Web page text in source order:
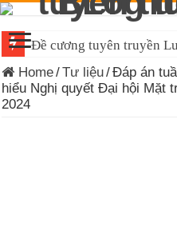
Đề cương tuyên truyền
Home/Tư liệu/Đáp án
hiểu Nghị quyết Đại hội Mặt
2024